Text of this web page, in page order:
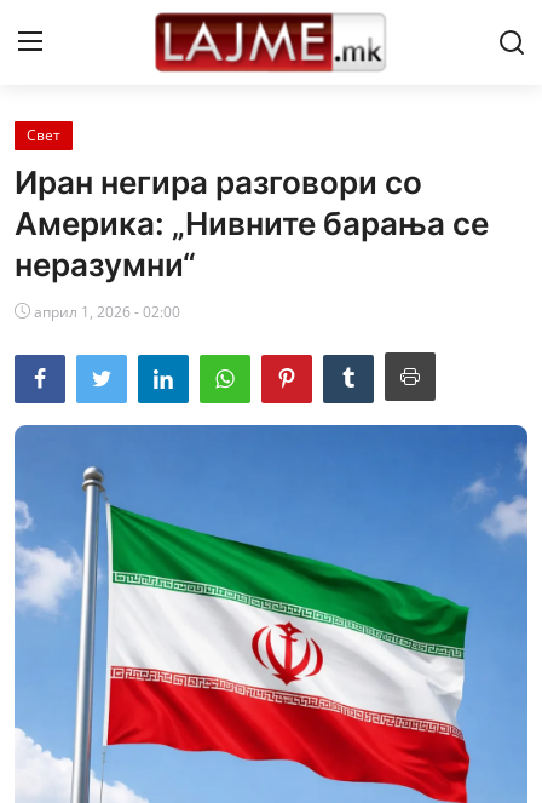
Дома
Contact
Свет
VESTI
Showbiz
Gallery
Makedonski
Свет
Иран негира разговори со
Америка: „Нивните барања се
неразумни“
април 1, 2026 - 02:00